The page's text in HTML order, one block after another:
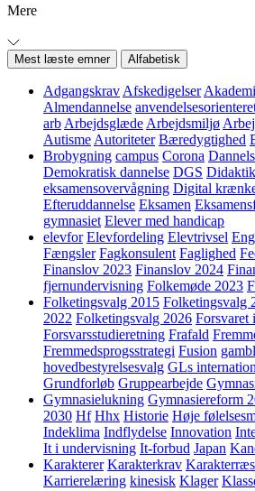
Mere
Mest læste emner Alfabetisk
Adgangskrav Afskedigelser
Almendannelse
arb Arbejdsglæde Arbejdsmiljø
Autisme Autoriteter Bæredygtighed
Brobygning campus Corona
Demokratisk dannelse DGS Didaktik
eksamensovervågning Digital
Efteruddannelse Eksamen
gymnasiet Elever med handicap
elevfor Elevfordeling Elevtrivsel
Fængsler Fagkonsulent Faglighed
Finanslov 2023 Finanslov 2024
fjernundervisning Folkemøde 2023
Folketingsvalg 2015 Folketingsvalg
2022 Folketingsvalg 2026 Forsvaret
Forsvarsstudieretning Frafald
Fremmedsprogsstrategi Fusion
hovedbestyrelsesvalg GLs
Grundforløb Gruppearbejde
Gymnasielukning Gymnasiereform
2030 Hf Hhx Historie Høje
Indeklima Indflydelse Innovation
It i undervisning It-forbud Japan
Karakterer Karakterkrav Karakterræs
Karrierelæring kinesisk Klager